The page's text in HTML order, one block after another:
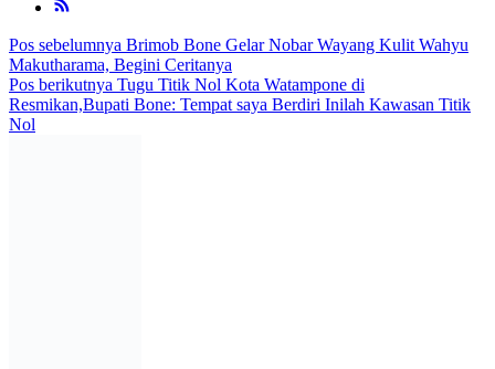
Navigasi
pos
Pos sebelumnya Brimob Bone Gelar Nobar Wayang Kulit Wahyu
Makutharama, Begini Ceritanya
Pos berikutnya Tugu Titik Nol Kota Watampone di
Resmikan,Bupati Bone: Tempat saya Berdiri Inilah Kawasan Titik
Nol